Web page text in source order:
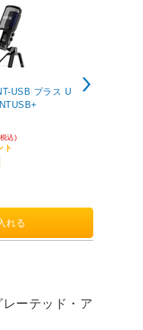
USB プラス U
SBマイク NTUSB+
込)
ト
ーテッド・ア